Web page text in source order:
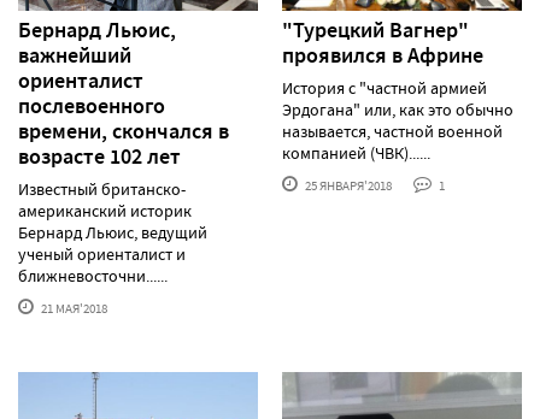
Бернард Льюис,
важнейший
ориенталист
послевоенного
времени, скончался в
возрасте 102 лет
Известный британско-
американский историк
Бернард Льюис, ведущий
ученый ориенталист и
ближневосточни......
21 МАЯ'2018
"Турецкий Вагнер"
проявился в Африне
История с "частной армией
Эрдогана" или, как это обычно
называется, частной военной
компанией (ЧВК)......
25 ЯНВАРЯ'2018 1